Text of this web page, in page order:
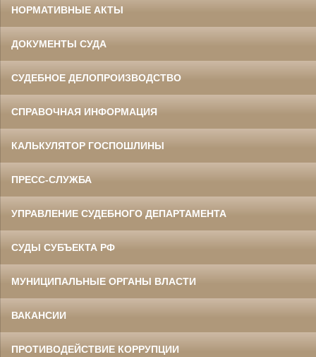
НОРМАТИВНЫЕ АКТЫ
ДОКУМЕНТЫ СУДА
СУДЕБНОЕ ДЕЛОПРОИЗВОДСТВО
СПРАВОЧНАЯ ИНФОРМАЦИЯ
КАЛЬКУЛЯТОР ГОСПОШЛИНЫ
ПРЕСС-СЛУЖБА
УПРАВЛЕНИЕ СУДЕБНОГО ДЕПАРТАМЕНТА
СУДЫ СУБЪЕКТА РФ
МУНИЦИПАЛЬНЫЕ ОРГАНЫ ВЛАСТИ
ВАКАНСИИ
ПРОТИВОДЕЙСТВИЕ КОРРУПЦИИ